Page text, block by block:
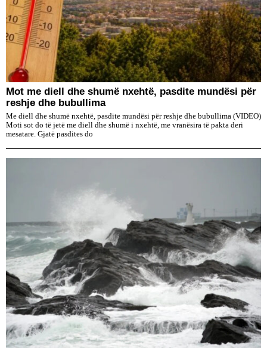
Mot me diell dhe shumë nxehtë, pasdite mundësi për
reshje dhe bubullima
Me diell dhe shumë nxehtë, pasdite mundësi për reshje dhe bubullima (VIDEO)
Moti sot do të jetë me diell dhe shumë i nxehtë, me vranësira të pakta deri
mesatare. Gjatë pasdites do